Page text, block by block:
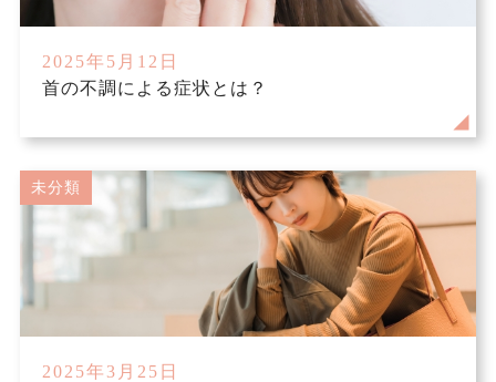
2025年5月12日
首の不調による症状とは？
未分類
2025年3月25日